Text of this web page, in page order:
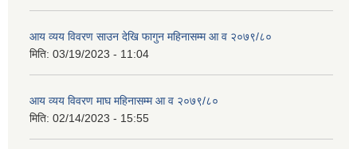
आय व्यय विवरण साउन देखि फागुन महिनासम्म आ व २०७९/८०
मिति: 03/19/2023 - 11:04
आय व्यय विवरण माघ महिनासम्म आ व २०७९/८०
मिति: 02/14/2023 - 15:55